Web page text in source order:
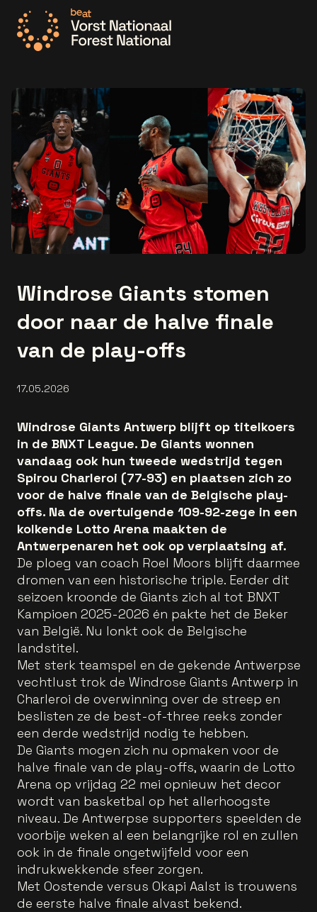
Windrose Giants stomen
door naar de halve finale
van de play-offs
17.05.2026
Windrose Giants Antwerp blijft op titelkoers
in de BNXT League. De Giants wonnen
vandaag ook hun tweede wedstrijd tegen
Spirou Charleroi (77-93) en plaatsen zich zo
voor de halve finale van de Belgische play-
offs. Na de overtuigende 109-92-zege in een
kolkende Lotto Arena maakten de
Antwerpenaren het ook op verplaatsing af.
De ploeg van coach Roel Moors blijft daarmee
dromen van een historische triple. Eerder dit
seizoen kroonde de Giants zich al tot BNXT
Kampioen 2025-2026 én pakte het de Beker
van België. Nu lonkt ook de Belgische
landstitel.
Met sterk teamspel en de gekende Antwerpse
vechtlust trok de Windrose Giants Antwerp in
Charleroi de overwinning over de streep en
beslisten ze de best-of-three reeks zonder
een derde wedstrijd nodig te hebben.
De Giants mogen zich nu opmaken voor de
halve finale van de play-offs, waarin de Lotto
Arena op vrijdag 22 mei opnieuw het decor
wordt van basketbal op het allerhoogste
niveau. De Antwerpse supporters speelden de
voorbije weken al een belangrijke rol en zullen
ook in de finale ongetwijfeld voor een
indrukwekkende sfeer zorgen.
Met Oostende versus Okapi Aalst is trouwens
de eerste halve finale alvast bekend.